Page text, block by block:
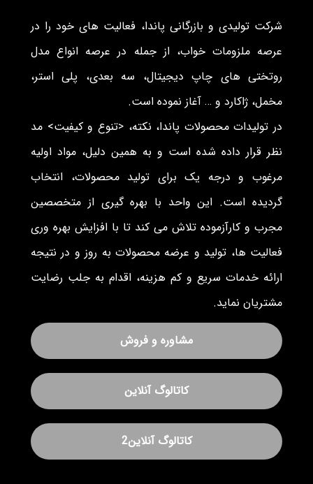
شرکت تولیدی و بازرگانی پاندا، فعالیت های خود را در
عرصه ملزومات خواب، از جمله در عرصه انواع مدل
روتختی های چاپ دیجیتال، سه بعدی، پلی استر،
مخمل، ژاکارد و … آغاز نموده است.
در تولیدات محصولات پاندا، نکته، <تنوع و کیفیت> مد
نظر قرار داده شده است و به همین دلیل، مواد اولیه
مرغوب و درجه یک برای تولید محصولات، انتخاب
گردیده است. این واحد با بهره گیری از متخصصین
مجرب و کارآزموده تلاش می کند تا با افزایش بهره وری
فعالیت ها، تولید و عرضه محصولات به روز و در نتیجه
ارائه خدمات سریع و کم هزینه، اقدام به جلب رضایت
مشتریان نماید.
مشاوره و فروش
کاتالوگ آنلاین
کاتالوگ آنلاین2